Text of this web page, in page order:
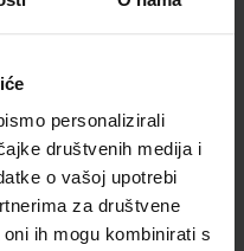
personalizirali
društvenih medija i
o vašoj upotrebi
za društvene
ih mogu kombinirati s